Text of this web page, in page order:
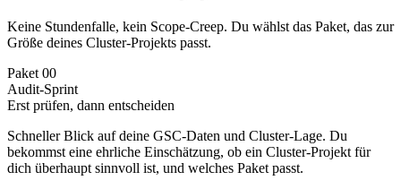
Keine Stundenfalle, kein Scope-Creep. Du wählst das Paket, das zur
Größe deines Cluster-Projekts passt.
Paket 00
Audit-Sprint
Erst prüfen, dann entscheiden
Schneller Blick auf deine GSC-Daten und Cluster-Lage. Du
bekommst eine ehrliche Einschätzung, ob ein Cluster-Projekt für
dich überhaupt sinnvoll ist, und welches Paket passt.